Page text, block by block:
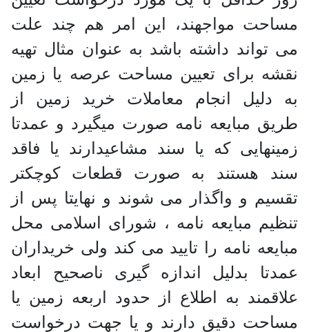
مساحت مواجهند‌، این امر هم چند علت
می تواند داشته باشد به عنوان مثال تهیه
نقشه برای تعیین مساحت عرصه یا زمین
به دلیل انجام معاملات خرید زمین از
طریق مبایعه نامه صورت میگیرد و عمدتا
زمینهایی که یا سند مشاعیدارند یا فاقد
سند هستند به صورت قطعات کوچکتر
تقسیم و واگذار می شوند و نهایتا پس از
تنظیم مبایعه نامه ، شورای اسلامی محل
مبایعه نامه را تایید می کند ولی خریداران
عمدتا بدلیل اندازه گیری ناصحیح ابعاد
علاقمند به اطلاع از حدود اربعه زمین یا
مساحت دقیق دارند و یا جهت درخواست